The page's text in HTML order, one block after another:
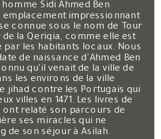
Sidi Ahmed Ben
emplacement impressionnant
connue sous le nom de Tour
la Qeriqia, comme elle est
les habitants locaux. Nous
de naissance d'Ahmed Ben
qu'il venait de la ville de
les environs de la ville
jihad contre les Portugais qui
villes en 1471. Les livres de
ont relaté son parcours de
ses miracles qui ne
de son séjour à Asilah.